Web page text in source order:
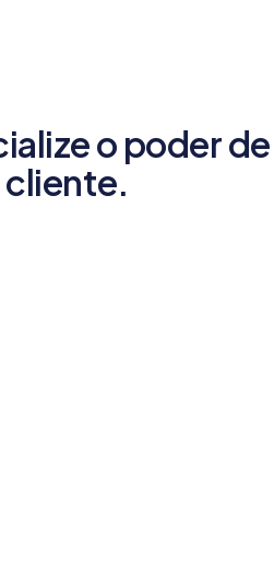
o poder
cliente.